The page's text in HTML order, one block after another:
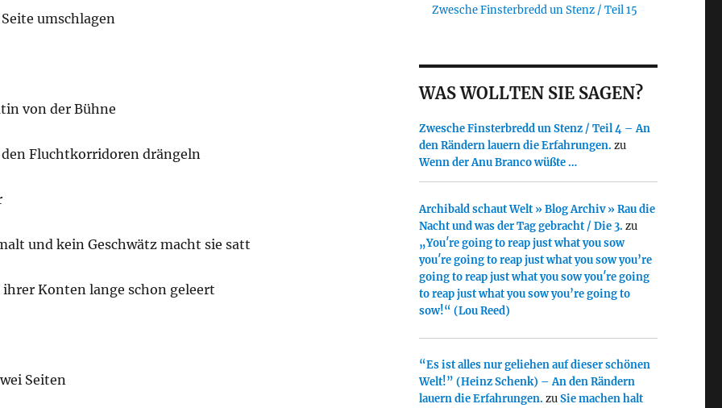
umschlagen
von der Bühne
Fluchtkorridoren drängeln
und kein Geschwätz macht sie satt
ihrer Konten lange schon geleert
Seiten
Zwesche Finsterbredd un Stenz / Teil 15
WAS WOLLTEN SIE SAGEN?
Zwesche Finsterbredd un Stenz / Teil 4 – An
den Rändern lauern die Erfahrungen. zu
Wenn der Anu Branco wüßte …
Archibald schaut Welt » Blog Archiv » Rau die
Nacht und was der Tag gebracht / Die 3. zu
„You′re going to reap just what you sow
you′re going to reap just what you sow you’re
going to reap just what you sow you′re going
to reap just what you sow you’re going to
sow!“ (Lou Reed)
“Es ist alles nur geliehen auf dieser schönen
Welt!” (Heinz Schenk) – An den Rändern
lauern die Erfahrungen. zuSie machen halt